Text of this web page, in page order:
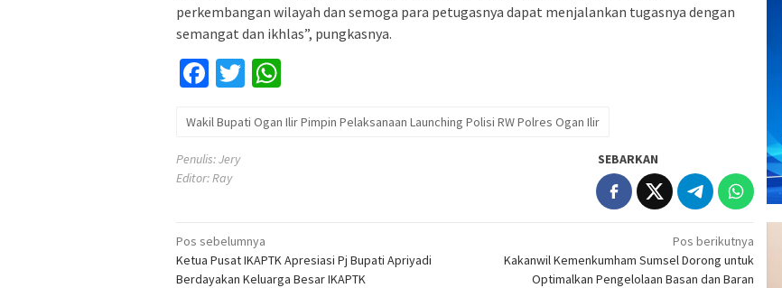
perkembangan wilayah dan semoga para petugasnya dapat menjalankan tugasnya dengan
semangat dan ikhlas”, pungkasnya.
Facebook
Twitter
Wakil Bupati Ogan Ilir Pimpin Pelaksanaan Launching Polisi RW Polres Ogan Ilir
Penulis: Jery
Editor: Ray
SEBARKAN
Navigasi
pos
Pos sebelumnya
Ketua Pusat IKAPTK Apresiasi Pj Bupati Apriyadi
Berdayakan Keluarga Besar IKAPTK
Pos berikutnya
Kakanwil Kemenkumham Sumsel Dorong untuk
Optimalkan Pengelolaan Basan dan Baran